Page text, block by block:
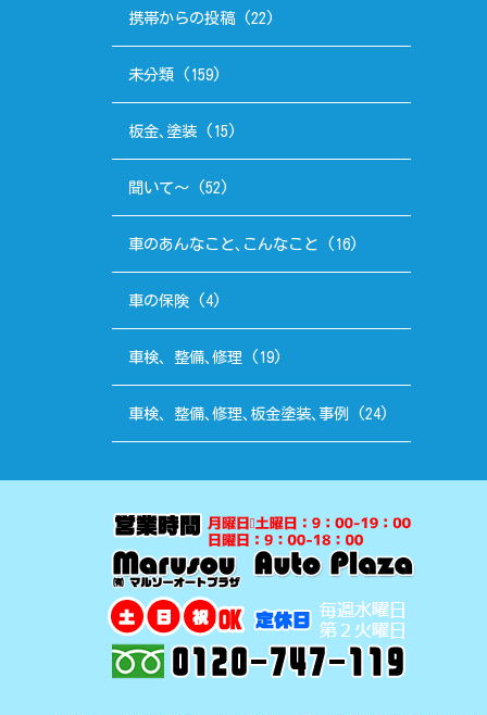
携帯からの投稿(22)
未分類 (159)
板金､塗装(15)
聞いて～(52)
車のあんなこと､こんなこと (16)
車の保険(4)
車検、整備､修理 (19)
車検、整備､修理､板金塗装､事例 (24)